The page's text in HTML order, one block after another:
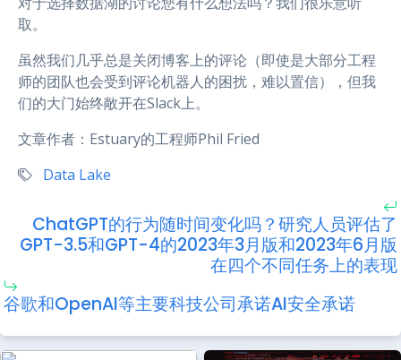
取。
虽然我们几乎总是关闭博客上的评论（即使是大部分工程
师的团队也会受到评论机器人的困扰，难以置信），但我
们的大门始终敞开在Slack上。
文章作者：Estuary的工程师Phil Fried
Data Lake
ChatGPT的行为随时间变化吗？研究人员评估了
GPT-3.5和GPT-4的2023年3月版和2023年6月版
在四个不同任务上的表现
谷歌和OpenAI等主要科技公司承诺AI安全承诺